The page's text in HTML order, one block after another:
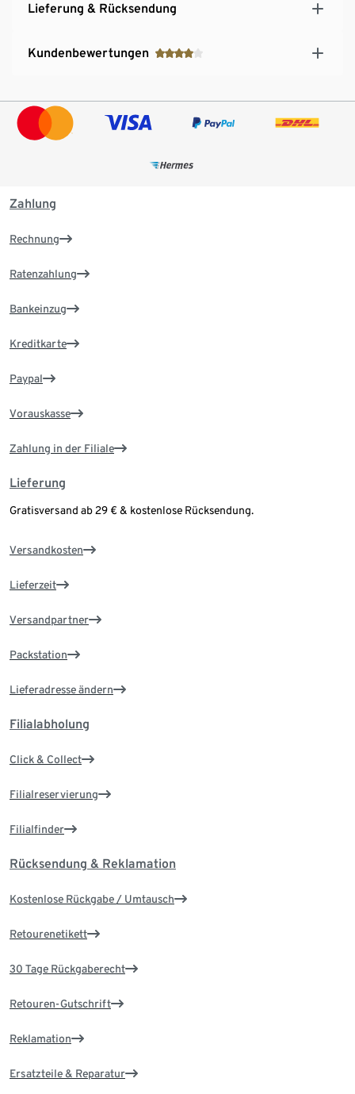
Lieferung & Rücksendung
Kundenbewertungen
Zahlung
Rechnung
Ratenzahlung
Bankeinzug
Kreditkarte
Paypal
Vorauskasse
Zahlung in der Filiale
Lieferung
Gratisversand ab 29 € & kostenlose Rücksendung.
Versandkosten
Lieferzeit
Versandpartner
Packstation
Lieferadresse ändern
Filialabholung
Click & Collect
Filialreservierung
Filialfinder
Rücksendung & Reklamation
Kostenlose Rückgabe / Umtausch
Retourenetikett
30 Tage Rückgaberecht
Retouren-Gutschrift
Reklamation
Ersatzteile & Reparatur